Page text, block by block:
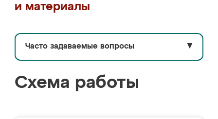
и материалы
Часто задаваемые вопросы ▼
Схема работы